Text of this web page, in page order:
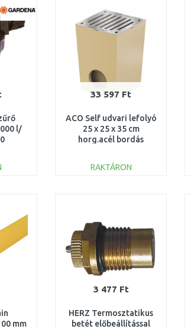
Összehasonlítás
l/
33 597 Ft
ACO Self udvari lefolyó
25 x 25 x 35 cm
horg.acél bordás
RAKTÁRON
mm
3 477 Ft
HERZ Termosztatikus
betét előbeállítással